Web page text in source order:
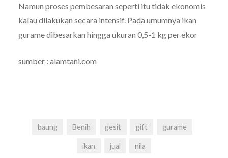
Namun proses pembesaran seperti itu tidak ekonomis
kalau dilakukan secara intensif. Pada umumnya ikan
gurame dibesarkan hingga ukuran 0,5-1 kg per ekor
sumber : alamtani.com
baung Benih gesit gift gurame
ikan jual nila